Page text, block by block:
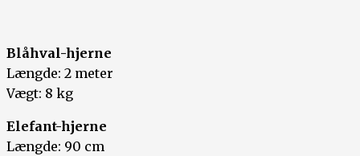
Blåhval-hjerne
Længde: 2 meter
Vægt: 8 kg
Elefant-hjerne
Længde: 90 cm